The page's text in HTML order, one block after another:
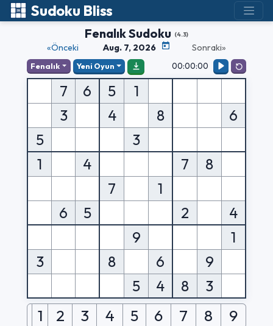
Sudoku Bliss
Fenalık Sudoku (4.3)
«Önceki Aug. 7, 2026 Sonraki»
Fenalık Yeni Oyun 00:00:00
7 6 5
1
3
4 8
6
5
3
1
4 7
8
7
1
6
5 2
4
9
1
3
8 6
9
5
4 8 3
1 2 3 4 5 6 7 8 9